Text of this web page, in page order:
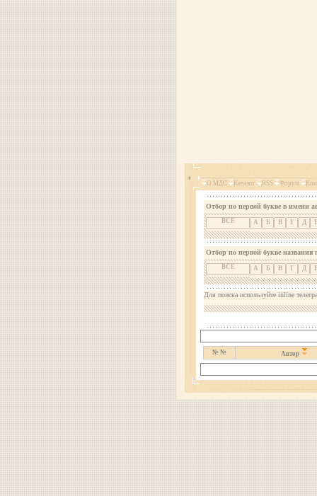
О МДС Каталог RSS Форум
Отбор по первой букве в имени
ВСЕ А Б В Г Д
Отбор по первой букве названия
ВСЕ А Б В Г Д
Для поиска используйте inline
№ № Автор